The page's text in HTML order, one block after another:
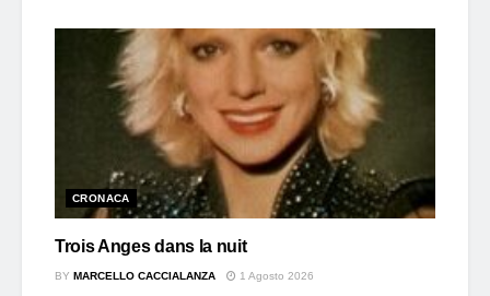
CRONACA
Trois Anges dans la nuit
BY MARCELLO CACCIALANZA 1 Agosto 2026